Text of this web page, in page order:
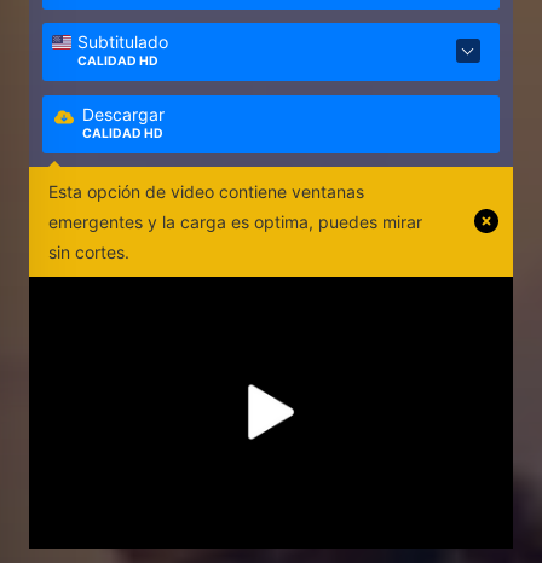
Subtitulado
CALIDAD HD
Descargar
CALIDAD HD
Esta opción de video contiene ventanas
emergentes y la carga es optima, puedes mirar
sin cortes.